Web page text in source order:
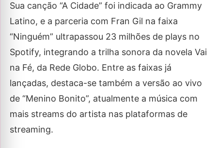
Sua canção “A Cidade” foi indicada ao Grammy
Latino, e a parceria com Fran Gil na faixa
“Ninguém” ultrapassou 23 milhões de plays no
Spotify, integrando a trilha sonora da novela Vai
na Fé, da Rede Globo. Entre as faixas já
lançadas, destaca-se também a versão ao vivo
de “Menino Bonito”, atualmente a música com
mais streams do artista nas plataformas de
streaming.